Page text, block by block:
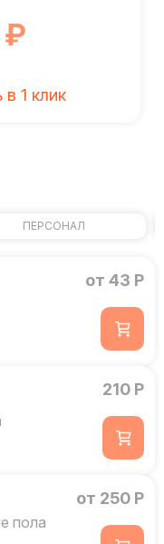
₽
в 1 клик
ПЕРСОНАЛ
от 43 Р
210 Р
пола
от 250 Р